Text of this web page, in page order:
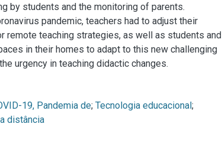
by students and the monitoring of parents.
pandemic, teachers had to adjust their
remote teaching strategies, as well as students and
in their homes to adapt to this new challenging
urgency in teaching didactic changes.
19, Pandemia de; Tecnologia educacional;
distância